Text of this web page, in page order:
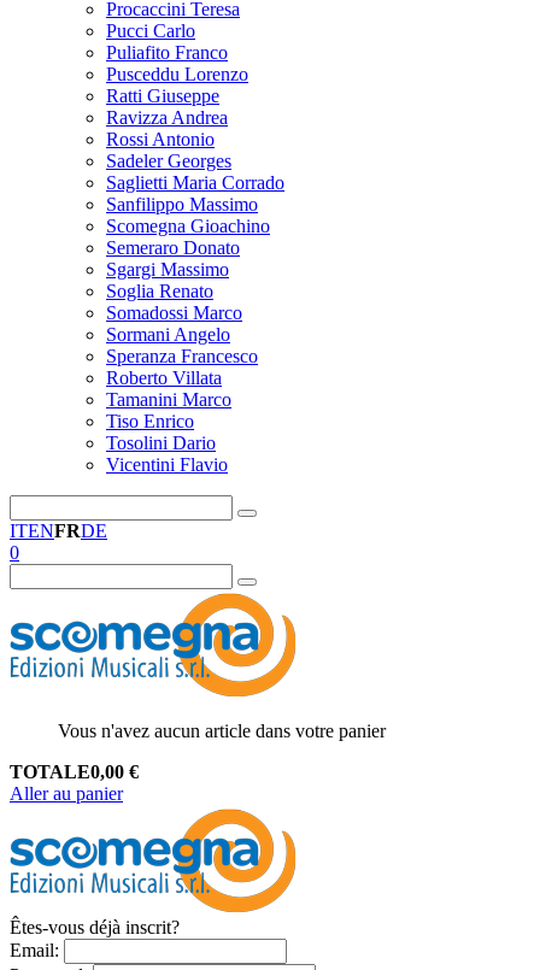
Procaccini Teresa
Pucci Carlo
Puliafito Franco
Pusceddu Lorenzo
Ratti Giuseppe
Ravizza Andrea
Rossi Antonio
Sadeler Georges
Saglietti Maria Corrado
Sanfilippo Massimo
Scomegna Gioachino
Semeraro Donato
Sgargi Massimo
Soglia Renato
Somadossi Marco
Sormani Angelo
Speranza Francesco
Roberto Villata
Tamanini Marco
Tiso Enrico
Tosolini Dario
Vicentini Flavio
ITENFRDE
0
Vous n'avez aucun article dans votre panier
TOTALE0,00 €
Aller au panier
Êtes-vous déjà inscrit?
Email: